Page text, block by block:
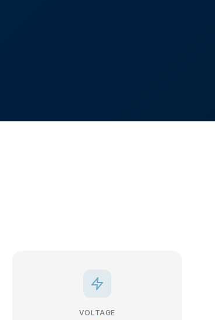
VOLTAGE